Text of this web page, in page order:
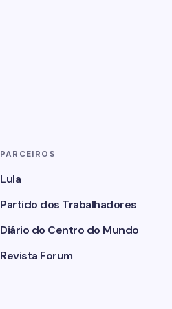
PARCEIROS
Lula
Partido dos Trabalhadores
Diário do Centro do Mundo
Revista Forum